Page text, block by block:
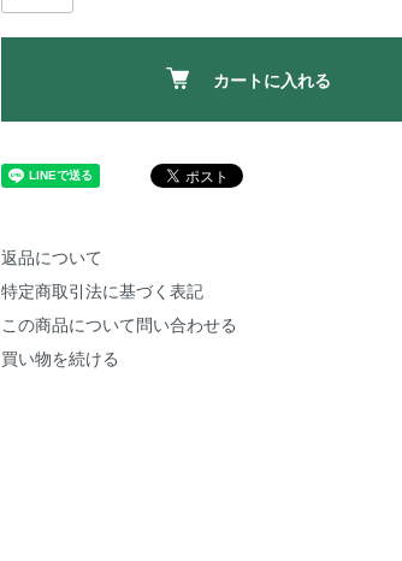
カートに入れる
返品について
特定商取引法に基づく表記
この商品について問い合わせる
買い物を続ける